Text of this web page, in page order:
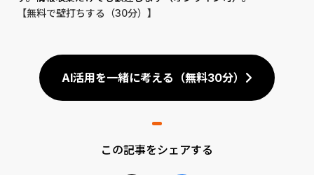
【無料で壁打ちする（30分）】
AI活用を一緒に考える（無料30分）
この記事をシェアする